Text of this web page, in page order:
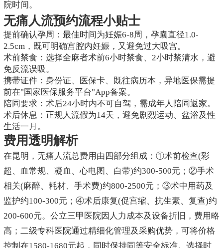
院时间。
无痛人流预约流程小贴士
提前确认孕周：最佳时间为妊娠6-8周，孕囊直径1.0-
2.5cm，既可明确宫腔内妊娠，又避免过大吸宫。
术前禁食：选择全麻者术前6小时禁食、2小时禁清水，避
免反流误吸。
携带证件：身份证、医保卡、既往病历本，异地医保需提
前在"国家医保服务平台"App备案。
陪同要求：术后24小时内不可自驾，需成年人陪同返家。
术后休息：正规人流假为14天，避免剧烈运动、盆浴及性
生活一月。
费用透明解析
在昆明，无痛人流总费用由四部分组成：①术前检查(彩
超、血常规、凝血、心电图、白带)约300-500元；②手术
相关(麻醉、耗材、手术费)约800-2500元；③术中用药及
监护约100-300元；④术后康复(促宫缩、抗生素、复查)约
200-600元。公立三甲医院因人力成本及设备折旧，费用略
高；二级专科医院通过精细化管理及采购优势，可将价格
控制在1580-1680元起，同时保持同等安全标准。选择时